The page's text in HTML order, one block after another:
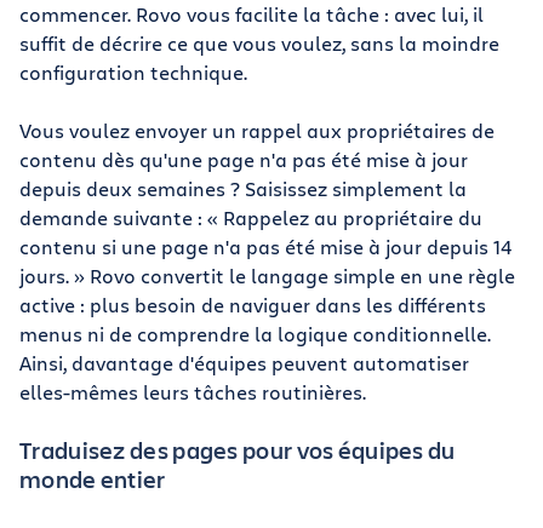
commencer. Rovo vous facilite la tâche : avec lui, il
suffit de décrire ce que vous voulez, sans la moindre
configuration technique.
Vous voulez envoyer un rappel aux propriétaires de
contenu dès qu'une page n'a pas été mise à jour
depuis deux semaines ? Saisissez simplement la
demande suivante : « Rappelez au propriétaire du
contenu si une page n'a pas été mise à jour depuis 14
jours. » Rovo convertit le langage simple en une règle
active : plus besoin de naviguer dans les différents
menus ni de comprendre la logique conditionnelle.
Ainsi, davantage d'équipes peuvent automatiser
elles-mêmes leurs tâches routinières.
Traduisez des pages pour vos équipes du
monde entier